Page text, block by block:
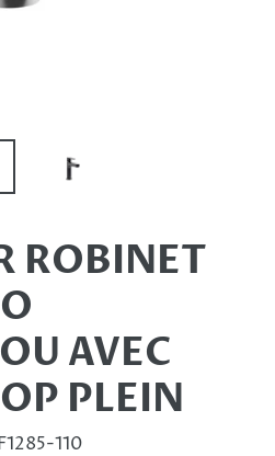
ROBINET
AVEC
PLEIN
110